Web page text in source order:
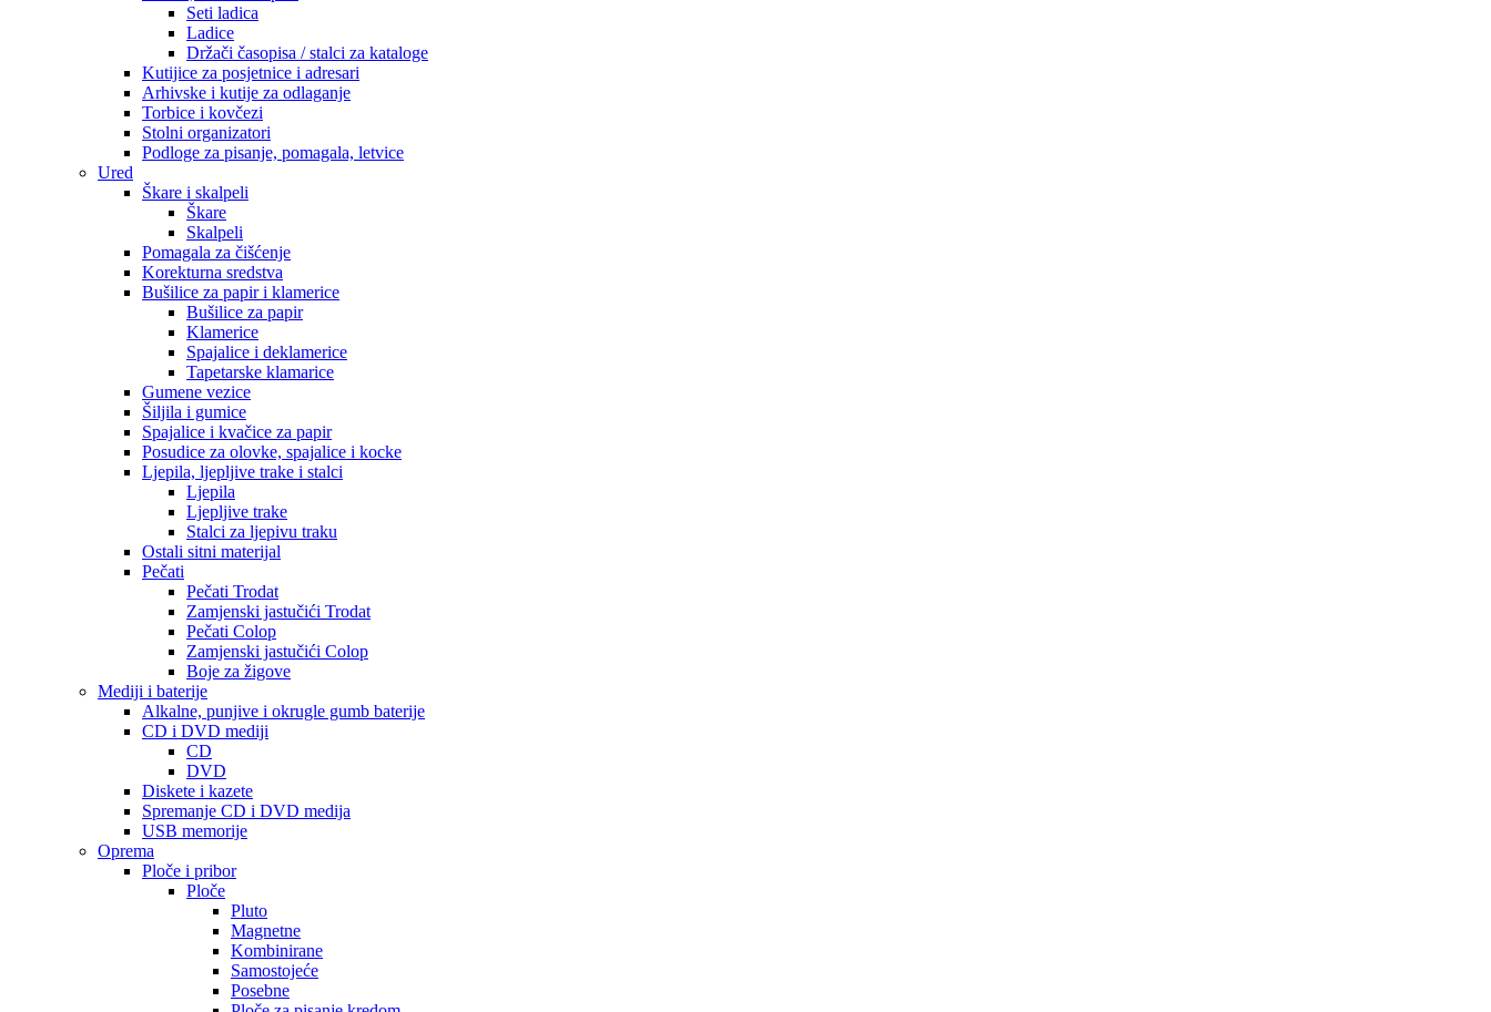
Seti ladica
Ladice
Držači časopisa / stalci za kataloge
Kutijice za posjetnice i adresari
Arhivske i kutije za odlaganje
Torbice i kovčezi
Stolni organizatori
Podloge za pisanje, pomagala, letvice
Ured
Škare i skalpeli
Škare
Skalpeli
Pomagala za čišćenje
Korekturna sredstva
Bušilice za papir i klamerice
Bušilice za papir
Klamerice
Spajalice i deklamerice
Tapetarske klamarice
Gumene vezice
Šiljila i gumice
Spajalice i kvačice za papir
Posudice za olovke, spajalice i kocke
Ljepila, ljepljive trake i stalci
Ljepila
Ljepljive trake
Stalci za ljepivu traku
Ostali sitni materijal
Pečati
Pečati Trodat
Zamjenski jastučići Trodat
Pečati Colop
Zamjenski jastučići Colop
Boje za žigove
Mediji i baterije
Alkalne, punjive i okrugle gumb baterije
CD i DVD mediji
CD
DVD
Diskete i kazete
Spremanje CD i DVD medija
USB memorije
Oprema
Ploče i pribor
Ploče
Pluto
Magnetne
Kombinirane
Samostojeće
Posebne